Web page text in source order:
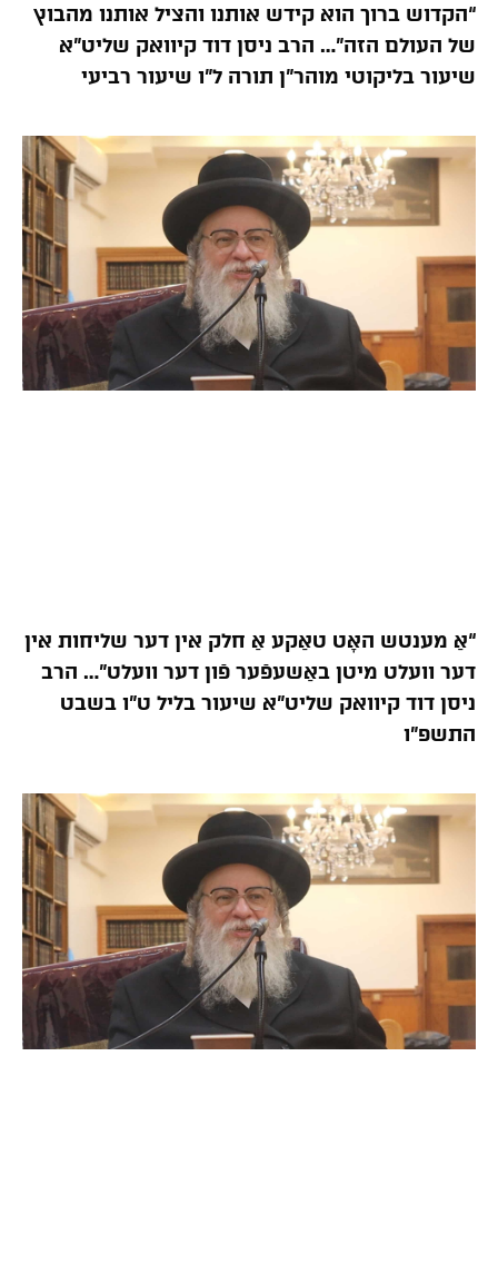
“הקדוש ברוך הוא קידש אותנו והציל אותנו מהבוץ
של העולם הזה”… הרב ניסן דוד קיוואק שליט”א
שיעור בליקוטי מוהר”ן תורה ל”ו שיעור רביעי
“אַ מענטש האָט טאַקע אַ חלק אין דער שליחות אין
דער וועלט מיטן באַשעפֿער פֿון דער וועלט”… הרב
ניסן דוד קיוואק שליט”א שיעור בליל ט”ו בשבט
התשפ”ו